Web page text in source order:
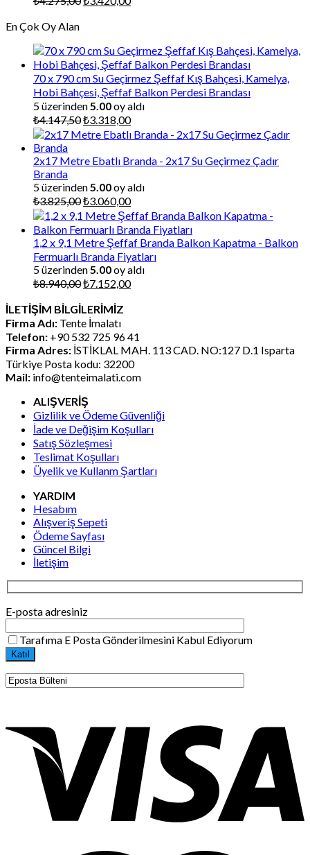
En Çok Oy Alan
70 x 790 cm Su Geçirmez Şeffaf Kış Bahçesi, Kamelya,
Hobi Bahçesi, Şeffaf Balkon Perdesi Brandası
5 üzerinden 5.00oy aldı
₺4.147,50Orijinal
fiyat:
₺3.318,00Şu
andaki
₺3.318,00.
2x17 Metre Ebatlı Branda - 2x17 Su Geçirmez Çadır
Branda
5 üzerinden 5.00oy aldı
₺3.825,00Orijinal
fiyat:
₺3.825,00.
₺3.060,00Şu
andaki
fiyat:
₺3.060,00.
1,2 x 9,1 Metre Şeffaf Branda Balkon Kapatma - Balkon
Fermuarlı Branda Fiyatları
5 üzerinden 5.00oy aldı
₺8.940,00Orijinal
₺8.940,00.
₺7.152,00Şu
İLETİŞİM BİLGİLERİMİZ
Firma Adı: Tente İmalatı
Telefon: +90 532 725 96 41
Firma Adres: İSTİKLAL MAH. 113 CAD. NO:127 D.1 Isparta
Türkiye Posta kodu: 32200
Mail: info@tenteimalati.com
ALIŞVERİŞ
Gizlilik ve Ödeme Güvenliği
İade ve Değişim Koşulları
Satış Sözleşmesi
Teslimat Koşulları
Üyelik ve Kullanm Şartları
YARDIM
Hesabım
Alışveriş Sepeti
Ödeme Sayfası
Güncel Bilgi
İletişim
E-posta adresiniz
Tarafıma E Posta Gönderilmesini Kabul Ediyorum